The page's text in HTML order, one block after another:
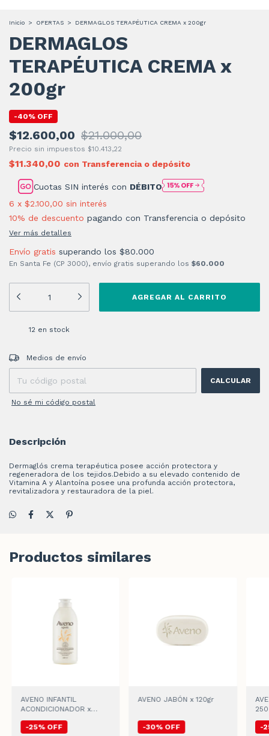
Inicio > OFERTAS > DERMAGLOS TERAPÉUTICA CREMA x 200gr
DERMAGLOS
TERAPÉUTICA CREMA x
200gr
-40% OFF
$12.600,00 $21.000,00
Precio sin impuestos $10.413,22
$11.340,00 con Transferencia o depósito
Cuotas SIN interés con DÉBITO
6 x $2.100,00 sin interés
10% de descuento pagando con Transferencia o depósito
Ver más detalles
Envío gratis superando los $80.000
En Santa Fe (CP 3000), envío gratis superando los $60.000
12 en stock
Entregas para el CP:
Medios de envío
CALCULAR
No sé mi código postal
Descripción
Dermaglós crema terapéutica posee acción protectora y
regeneradora de los tejidos.Debido a su elevado contenido de
Vitamina A y Alantoína posee una profunda acción protectora,
revitalizadora y restauradora de la piel.
Productos similares
AVENO INFANTIL
ACONDICIONADOR x
-25% OFF
AVENO JABÓN x 120gr
-30% OFF -